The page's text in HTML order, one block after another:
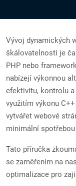
Vývoj dynamických
škálovatelností je
PHP nebo
nabízejí výkonnou
efektivitu, kontrolu
využitím výkonu
vytvářet webové
minimální
Tato příručka
se zaměřením na
optimalizace pro